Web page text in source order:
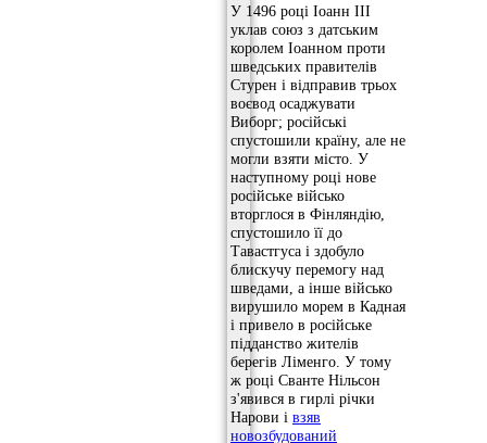
У 1496 році Іоанн III
уклав союз з датським
королем Іоанном проти
шведських правителів
Стурен і відправив трьох
воєвод осаджувати
Виборг; російські
спустошили країну, але не
могли взяти місто. У
наступному році нове
російське військо
вторглося в Фінляндію,
спустошило її до
Тавастгуса і здобуло
блискучу перемогу над
шведами, а інше військо
вирушило морем в Кадная
і привело в російське
підданство жителів
берегів Ліменго. У тому
ж році Сванте Нільсон
з'явився в гирлі річки
Нарови і взяв
новозбудований